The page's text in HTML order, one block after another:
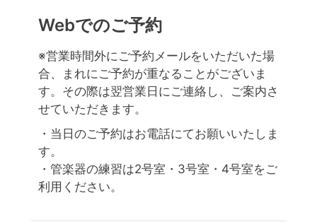
Webでのご予約
※営業時間外にご予約メールをいただいた場
合、まれにご予約が重なることがございま
す。その際は翌営業日にご連絡し、ご案内さ
せていただきます。
・当日のご予約はお電話にてお願いいたしま
す。
・管楽器の練習は2号室・3号室・4号室をご
利用ください。